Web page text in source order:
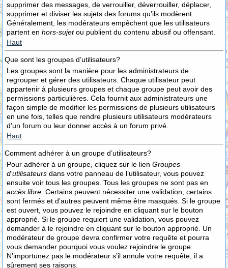
supprimer des messages, de verrouiller, déverrouiller, déplacer,
supprimer et diviser les sujets des forums qu’ils modèrent.
Généralement, les modérateurs empêchent que les utilisateurs
partent en hors-sujetou publient du contenu abusif ou offensant.
Haut
Que sont les groupes d’utilisateurs?
Les groupes sont la manière pour les administrateurs de
regrouper et gérer des utilisateurs. Chaque utilisateur peut
appartenir à plusieurs groupes et chaque groupe peut avoir des
permissions particulières. Cela fournit aux administrateurs une
façon simple de modifier les permissions de plusieurs utilisateurs
en une fois, telles que rendre plusieurs utilisateurs modérateurs
d’un forum ou leur donner accès à un forum privé.
Haut
Comment adhérer à un groupe d’utilisateurs?
Pour adhérer à un groupe, cliquez sur le lien Groupes
d’utilisateurs dans votre panneau de l’utilisateur, vous pouvez
ensuite voir tous les groupes. Tous les groupes ne sont pas en
accès libre . Certains peuvent nécessiter une validation, certains
sont fermés et d’autres peuvent même être masqués. Si le groupe
est ouvert, vous pouvez le rejoindre en cliquant sur le bouton
approprié. Si le groupe requiert une validation, vous pouvez
demander à le rejoindre en cliquant sur le bouton approprié. Un
modérateur de groupe devra confirmer votre requête et pourra
vous demander pourquoi vous voulez rejoindre le groupe.
N’importunez pas le modérateur s’il annule votre requête, il a
sûrement ses raisons.